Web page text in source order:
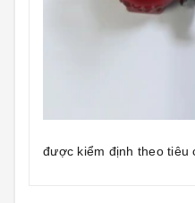
được kiểm định theo tiêu